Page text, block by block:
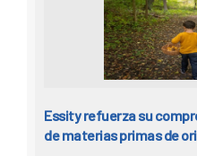
Essity refuerza su
de materias primas de